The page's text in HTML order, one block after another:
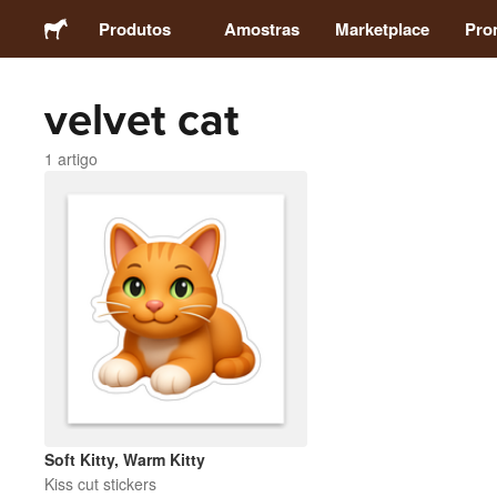
Produtos
Autocolantes
Ímans
Crachás
Embalagens
Vestuário
Amostras Marketplace
velvet cat
1 artigo
Soft Kitty, Warm Kitty
Kiss cut stickers